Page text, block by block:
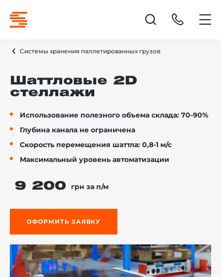
Системы хранения паллетированных грузов
Шаттловые 2D
стеллажи
Использование полезного объема склада: 70-90%
Глубина канала не ограничена
Скорость перемещения шаттла: 0,8-1 м/с
Максимальный уровень автоматизации
9 200 грн за п/м
ОФОРМИТЬ ЗАЯВКУ